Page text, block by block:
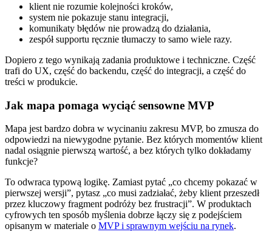
klient nie rozumie kolejności kroków,
system nie pokazuje stanu integracji,
komunikaty błędów nie prowadzą do działania,
zespół supportu ręcznie tłumaczy to samo wiele razy.
Dopiero z tego wynikają zadania produktowe i techniczne. Część
trafi do UX, część do backendu, część do integracji, a część do
treści w produkcie.
Jak mapa pomaga wyciąć sensowne MVP
Mapa jest bardzo dobra w wycinaniu zakresu MVP, bo zmusza do
odpowiedzi na niewygodne pytanie. Bez których momentów klient
nadal osiągnie pierwszą wartość, a bez których tylko dokładamy
funkcje?
To odwraca typową logikę. Zamiast pytać „co chcemy pokazać w
pierwszej wersji”, pytasz „co musi zadziałać, żeby klient przeszedł
przez kluczowy fragment podróży bez frustracji”. W produktach
cyfrowych ten sposób myślenia dobrze łączy się z podejściem
opisanym w materiale o MVP i sprawnym wejściu na rynek.